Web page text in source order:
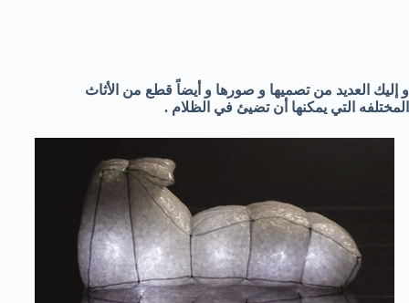
و إليك العديد من تصميها و صورها و أيضاً قطع من الأثاث
المختلفه التي يمكنها أن تضيئ في الظلام .